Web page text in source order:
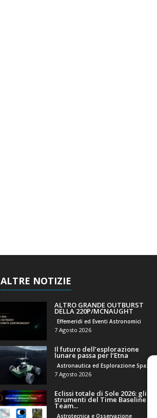
ALTRE NOTIZIE
ALTRO GRANDE OUTBURST
DELLA 220P/MCNAUGHT
Effemeridi ed Eventi Astronomici
7 Agosto 2026
Il futuro dell’esplorazione
lunare passa per l’Etna
7 Agosto 2026
Eclissi totale di Sole 2026: gli
strumenti del Time Baseline
Team...
Astrotecnica e Osservazione